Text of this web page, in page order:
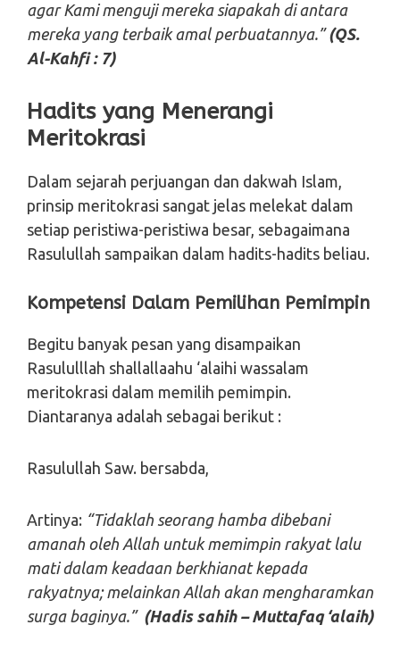
agar Kami menguji mereka siapakah di antara
mereka yang terbaik amal perbuatannya.”(QS.
Al-Kahfi : 7)
Hadits yang Menerangi
Meritokrasi
Dalam sejarah perjuangan dan dakwah Islam,
prinsip meritokrasi sangat jelas melekat dalam
setiap peristiwa-peristiwa besar, sebagaimana
Rasulullah sampaikan dalam hadits-hadits beliau.
Kompetensi Dalam Pemilihan Pemimpin
Begitu banyak pesan yang disampaikan
Rasululllah shallallaahu ‘alaihi wassalam
meritokrasi dalam memilih pemimpin.
Diantaranya adalah sebagai berikut :
Rasulullah Saw. bersabda,
Artinya: “Tidaklah seorang hamba dibebani
amanah ‎oleh Allah untuk memimpin rakyat lalu
mati dalam keadaan berkhianat kepada
rakyatnya; melainkan Allah akan ‎mengharamkan
surga baginya.” (Hadis sahih – Muttafaq ‘alaih)